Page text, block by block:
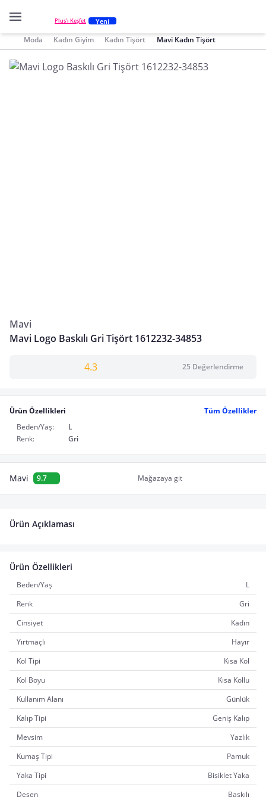
Plus'ı Keşfet Yeni
Moda Kadın Giyim Kadın Tişört Mavi Kadın Tişört
Mavi
Mavi Logo Baskılı Gri Tişört 1612232-34853
4.3 25 Değerlendirme
Ürün Özellikleri
Tüm Özellikler
Beden/Yaş:
L
Renk:
Gri
Mavi 9.7 Mağazaya git
Ürün Açıklaması
Ürün Özellikleri
Beden/Yaş
L
Renk
Gri
Cinsiyet
Kadın
Yırtmaçlı
Hayır
Kol Tipi
Kısa Kol
Kol Boyu
Kısa Kollu
Kullanım Alanı
Günlük
Kalıp Tipi
Geniş Kalıp
Mevsim
Yazlık
Kumaş Tipi
Pamuk
Yaka Tipi
Bisiklet Yaka
Desen
Baskılı